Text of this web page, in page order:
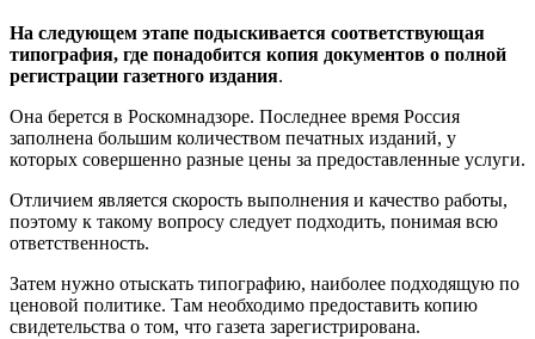
На следующем этапе подыскивается соответствующая
типография, где понадобится копия документов о полной
регистрации газетного издания.
Она берется в Роскомнадзоре. Последнее время Россия
заполнена большим количеством печатных изданий, у
которых совершенно разные цены за предоставленные услуги.
Отличием является скорость выполнения и качество работы,
поэтому к такому вопросу следует подходить, понимая всю
ответственность.
Затем нужно отыскать типографию, наиболее подходящую по
ценовой политике. Там необходимо предоставить копию
свидетельства о том, что газета зарегистрирована.